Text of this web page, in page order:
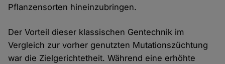
Pflanzensorten hineinzubringen.
Der Vorteil dieser klassischen Gentechnik im
Vergleich zur vorher genutzten Mutationszüchtung
war die Zielgerichtetheit. Während eine erhöhte